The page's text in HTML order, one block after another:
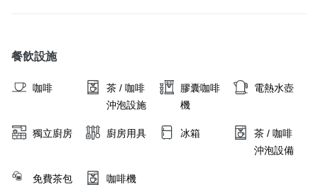
餐飲設施
咖啡
茶 / 咖啡
沖泡設施
膠囊咖啡
機
電熱水壺
獨立廚房 廚房用具 冰箱
茶 / 咖啡
沖泡設備
免費茶包 咖啡機